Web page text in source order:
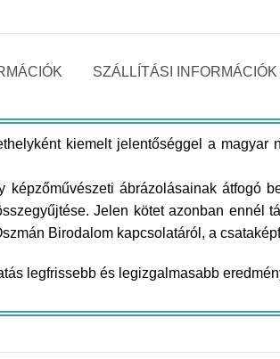
SZÁLLÍTÁSI INFORMÁCIÓK
kiemelt jelentőséggel a magyar
ábrázolásainak átfogó
Jelen kötet azonban ennél
Birodalom kapcsolatáról, a
legfrissebb és legizgalmasabb